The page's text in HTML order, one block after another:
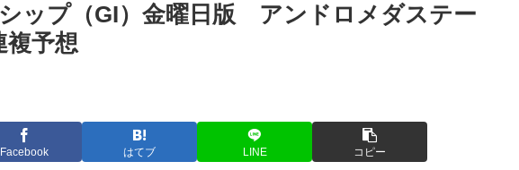
ップ（GI）金曜日版 アンドロメダステー
複予想
Facebook はてブ LINE コピー